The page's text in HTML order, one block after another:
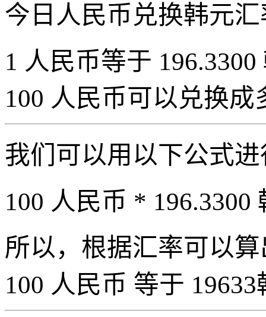
今日人民币兑换韩元
1 人民币等于
100 人民币可以兑换成
我们可以用以下公式
100 人民币 * 196.3300
所以，根据汇率可以
100 人民币 等于